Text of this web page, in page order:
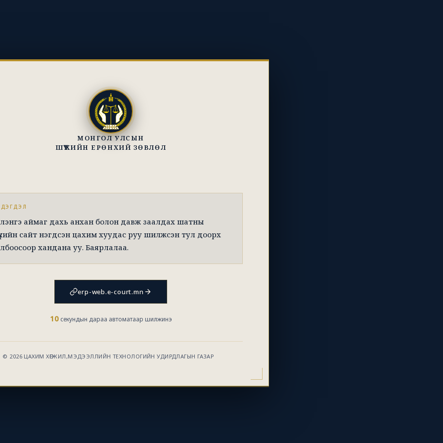
МОНГОЛ УЛСЫН
ШҮҮХИЙН ЕРӨНХИЙ ЗӨВЛӨЛ
аймаг дахь анхан болон давж заалдах шатны
сайт нэгдсэн цахим хуудас руу шилжсэн тул доорх
хандана уу. Баярлалаа.
erp-web.e-court.mn
10секундын дараа автоматаар шилжинэ
© 2026 ЦАХИМ ХӨГЖИЛ,МЭДЭЭЛЛИЙН ТЕХНОЛОГИЙН УДИРДЛАГЫН ГАЗАР